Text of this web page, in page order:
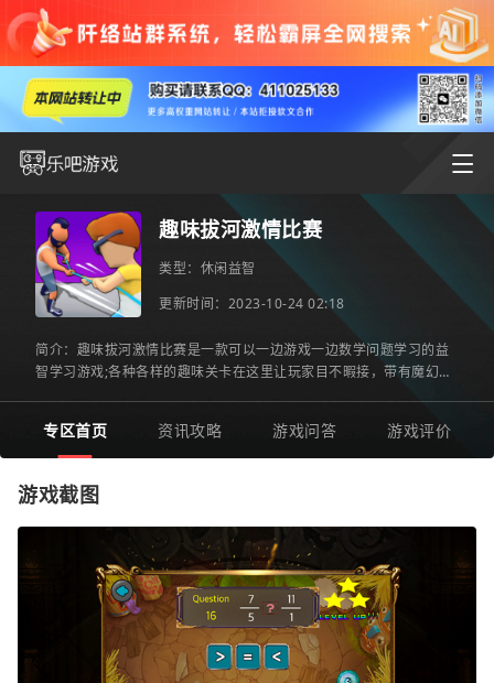
趣味拔河激情比赛
类型： 休闲益智
更新时间：2023-10-24 02:18
简介：趣味拔河激情比赛是一款可以一边游戏一边数学问题学习的益
智学习游戏;各种各样的趣味关卡在这里让玩家目不暇接，带有魔幻风
专区首页 资讯攻略 游戏问答 游戏评价
游戏截图